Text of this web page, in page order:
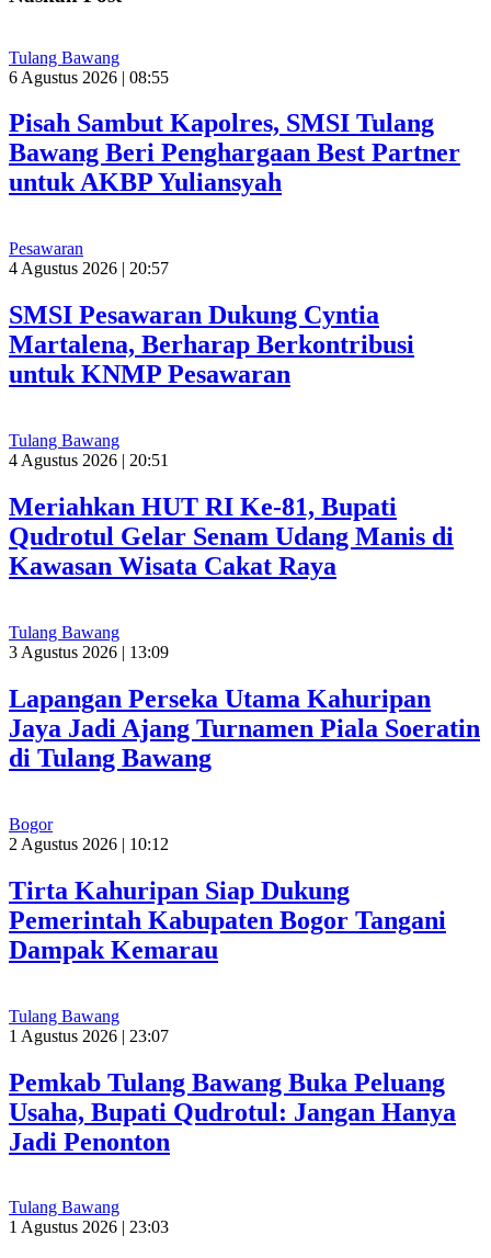
Tulang Bawang
6 Agustus 2026 | 08:55
Pisah Sambut Kapolres, SMSI Tulang
Bawang Beri Penghargaan Best Partner
untuk AKBP Yuliansyah
Pesawaran
4 Agustus 2026 | 20:57
SMSI Pesawaran Dukung Cyntia
Martalena, Berharap Berkontribusi
untuk KNMP Pesawaran
Tulang Bawang
4 Agustus 2026 | 20:51
Meriahkan HUT RI Ke-81, Bupati
Qudrotul Gelar Senam Udang Manis di
Kawasan Wisata Cakat Raya
Tulang Bawang
3 Agustus 2026 | 13:09
Lapangan Perseka Utama Kahuripan
Jaya Jadi Ajang Turnamen Piala Soeratin
di Tulang Bawang
Bogor
2 Agustus 2026 | 10:12
Tirta Kahuripan Siap Dukung
Pemerintah Kabupaten Bogor Tangani
Dampak Kemarau
Tulang Bawang
1 Agustus 2026 | 23:07
Pemkab Tulang Bawang Buka Peluang
Usaha, Bupati Qudrotul: Jangan Hanya
Jadi Penonton
Tulang Bawang
1 Agustus 2026 | 23:03